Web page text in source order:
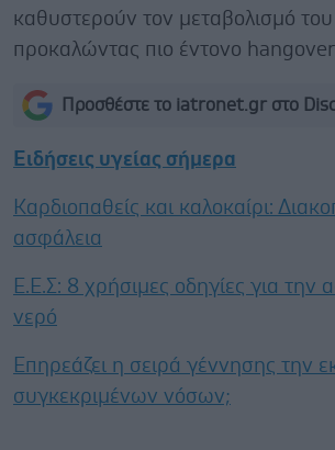
καθυστερούν τον μεταβολισμό
προκαλώντας πιο έντονο
Προσθέστε το iatronet.gr στο
Ειδήσεις υγείας σήμερα
Καρδιοπαθείς και καλοκαίρι:
ασφάλεια
Ε.E.Σ: 8 χρήσιμες οδηγίες για την
νερό
Επηρεάζει η σειρά γέννησης την
συγκεκριμένων νόσων;